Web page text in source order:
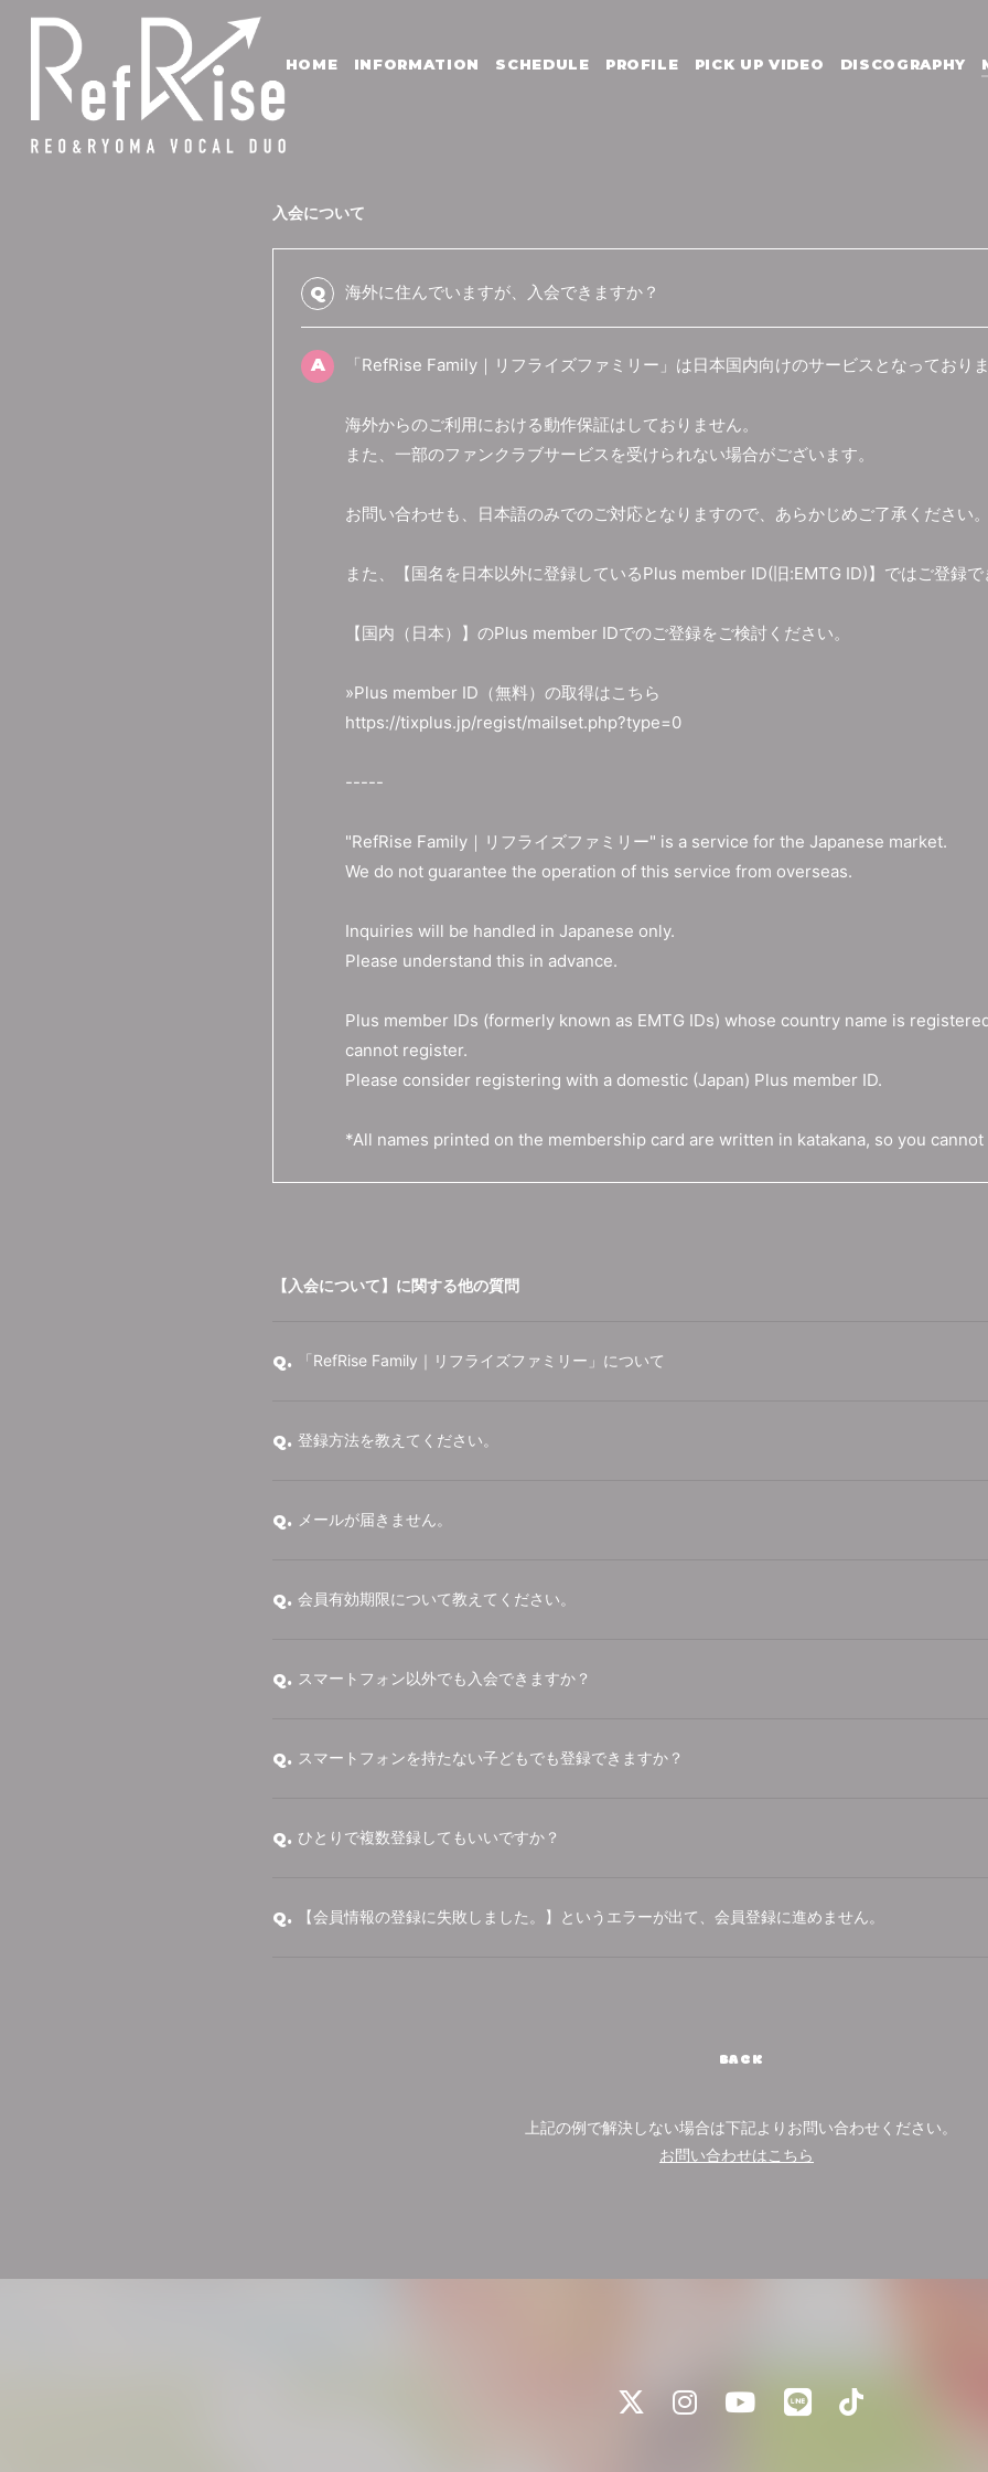
HOME INFORMATION SCHEDULE PROFILE PICK UP VIDEO DISCOGRAPHY
入会について
Q 海外に住んでいますが、入会できますか？
A 「RefRise Family｜リフライズファミリー」は日本国内向けのサービスとなっておりま
海外からのご利用における動作保証はしておりません。
また、一部のファンクラブサービスを受けられない場合がございます。
お問い合わせも、日本語のみでのご対応となりますので、あらかじめご了承ください。
また、【国名を日本以外に登録しているPlus member ID(旧:EMTG ID)】ではご登録で
【国内（日本）】のPlus member IDでのご登録をご検討ください。
»Plus member ID（無料）の取得はこちら
https://tixplus.jp/regist/mailset.php?type=0
-----
"RefRise Family｜リフライズファミリー" is a service for the Japanese market.
We do not guarantee the operation of this service from overseas.
Inquiries will be handled in Japanese only.
Please understand this in advance.
Plus member IDs (formerly known as EMTG IDs) whose country name is
cannot register.
Please consider registering with a domestic (Japan) Plus member ID.
*All names printed on the membership card are written in katakana, so you
【入会について】に関する他の質問
Q. 「RefRise Family｜リフライズファミリー」について
Q. 登録方法を教えてください。
Q. メールが届きません。
Q. 会員有効期限について教えてください。
Q. スマートフォン以外でも入会できますか？
Q. スマートフォンを持たない子どもでも登録できますか？
Q. ひとりで複数登録してもいいですか？
Q. 【会員情報の登録に失敗しました。】というエラーが出て、会員登録に進めません。
BACK
上記の例で解決しない場合は下記よりお問い合わせください。
お問い合わせはこちら